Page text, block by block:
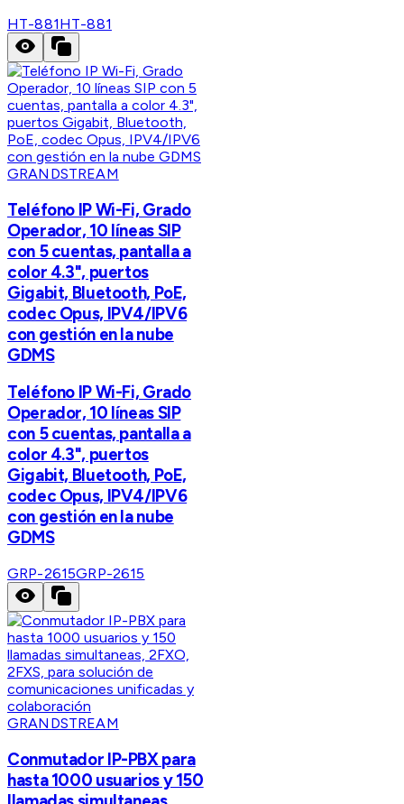
HT-881HT-881
GRANDSTREAM
Teléfono IP Wi-Fi, Grado
Operador, 10 líneas SIP
con 5 cuentas, pantalla a
color 4.3", puertos
Gigabit, Bluetooth, PoE,
codec Opus, IPV4/IPV6
con gestión en la nube
GDMS
Teléfono IP Wi-Fi, Grado
Operador, 10 líneas SIP
con 5 cuentas, pantalla a
color 4.3", puertos
Gigabit, Bluetooth, PoE,
codec Opus, IPV4/IPV6
con gestión en la nube
GDMS
GRP-2615GRP-2615
GRANDSTREAM
Conmutador IP-PBX para
hasta 1000 usuarios y 150